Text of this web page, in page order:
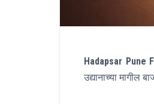
Hadapsar Pune
उद्यानाच्या मागील